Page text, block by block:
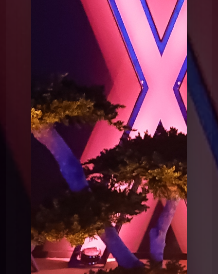
Le Poing G
Le Point G! 2 Un homme, deux
Le Point G! 2 Fantasme homos
Le Poing G Le point G! 2 Plaisirs multiples
Le Poing G Le Point G! 2 Pendant le sommeil
Le Poing G Le Point G! 2 Domination Soumission
Le Poing G Le point G! 2 Le plan à 3
Le Poing G
Le Point G! 2 Le fantasme de
l'inconnu(e)